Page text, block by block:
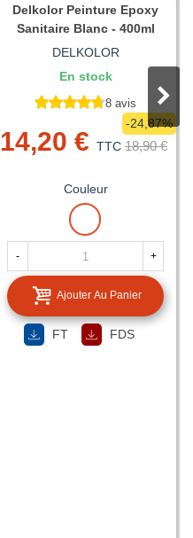
Delkolor Peinture Epoxy
Sanitaire Blanc - 400ml
DELKOLOR
En stock
8 avis
14,20 € TTC 18,90 €
-24,87%
Couleur
BLANC
- +
Ajouter Au Panier
FT FDS